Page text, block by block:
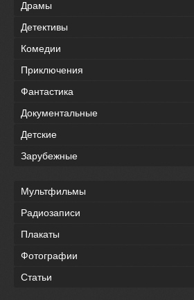
Драмы
Детективы
Комедии
Приключения
Фантастика
Документальные
Детские
Зарубежные
Мультфильмы
Радиозаписи
Плакаты
Фотографии
Статьи